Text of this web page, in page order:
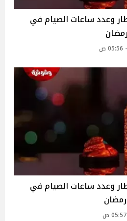
وعدد ساعات الصيام في
وعدد ساعات الصيام في